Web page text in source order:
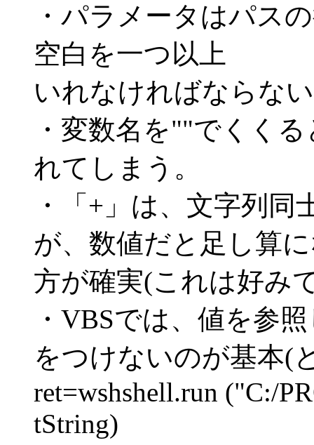
・パラメータはパス
空白を一つ以上
いれなければならない
・変数名を""でくく
れてしまう。
・「+」は、文字列
が、数値だと足し算
方が確実(これは好み
・VBSでは、値を参
をつけないのが基本(
ret=wshshell.run ("C:/
tString)